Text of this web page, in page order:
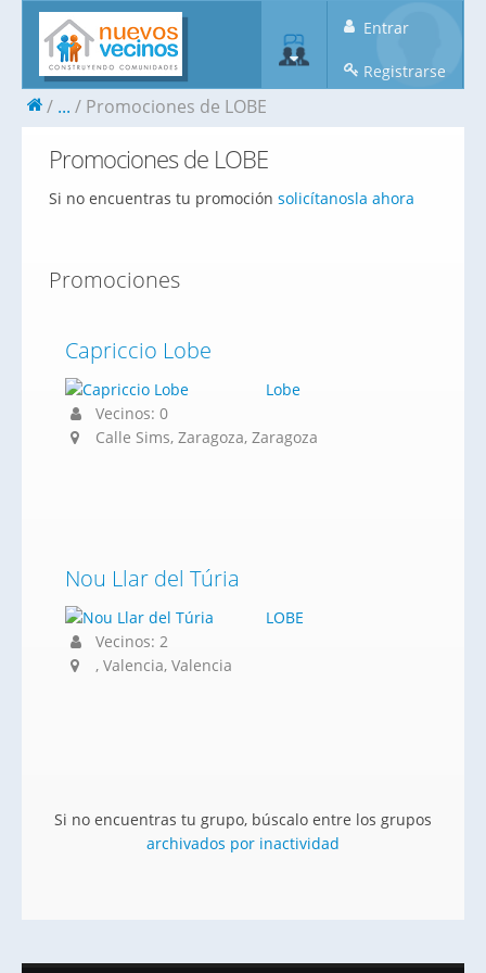
Entrar
Registrarse
... Promociones de LOBE
Promociones de LOBE
Si no encuentras tu promoción solicítanosla ahora
Promociones
Capriccio Lobe
Lobe
Vecinos: 0
Calle Sims, Zaragoza, Zaragoza
Nou Llar del Túria
LOBE
Vecinos: 2
, Valencia, Valencia
Si no encuentras tu grupo, búscalo entre los grupos
archivados por inactividad